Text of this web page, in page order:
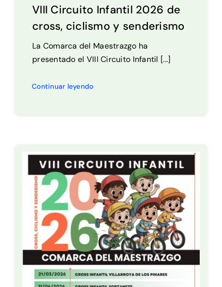
VIII Circuito Infantil 2026 de
cross, ciclismo y senderismo
La Comarca del Maestrazgo ha
presentado el VIII Circuito Infantil [...]
Continuar leyendo